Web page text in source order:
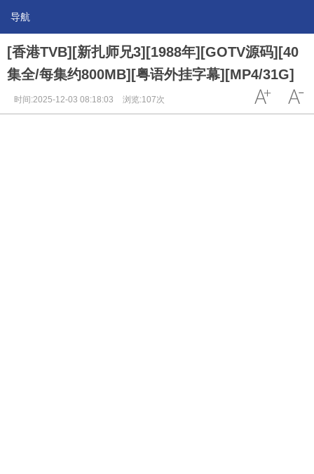
导航
[香港TVB][新扎师兄3][1988年][GOTV源码][40
集全/每集约800MB][粤语外挂字幕][MP4/31G]
时间:2025-12-03 08:18:03 浏览:107次